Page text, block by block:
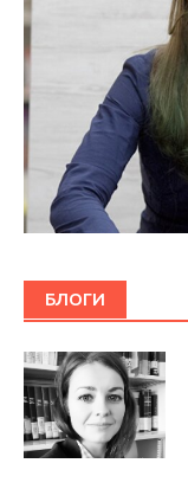
БЛОГИ